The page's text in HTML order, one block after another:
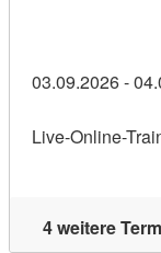
03.09.2026 -
Live-Online-
4 weitere